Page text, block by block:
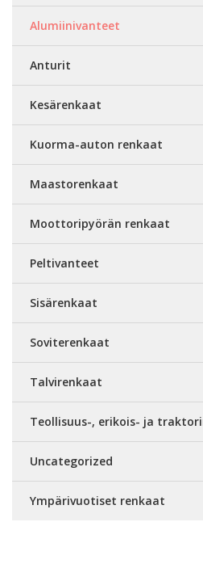
Alumiinivanteet
Anturit
Kesärenkaat
Kuorma-auton renkaat
Maastorenkaat
Moottoripyörän renkaat
Peltivanteet
Sisärenkaat
Soviterenkaat
Talvirenkaat
Teollisuus-, erikois- ja
Uncategorized
Ympärivuotiset renkaat